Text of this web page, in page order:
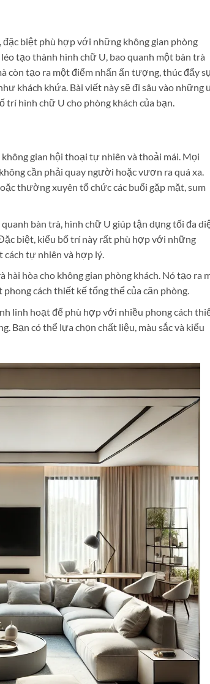
biệt phù hợp với những không gian phòng
tạo thành hình chữ U, bao quanh một bàn trà
còn tạo ra một điểm nhấn ấn tượng, thúc đẩy
khách khứa. Bài viết này sẽ đi sâu vào những
hình chữ U cho phòng khách của bạn.
gian hội thoại tự nhiên và thoải mái. Mọi
cần phải quay người hoặc vươn ra quá xa.
thường xuyên tổ chức các buổi gặp mặt, sum
bàn trà, hình chữ U giúp tận dụng tối đa
biệt, kiểu bố trí này rất phù hợp với những
cách tự nhiên và hợp lý.
hài hòa cho không gian phòng khách. Nó tạo ra
cách thiết kế tổng thể của căn phòng.
linh hoạt để phù hợp với nhiều phong cách
Bạn có thể lựa chọn chất liệu, màu sắc và kiểu